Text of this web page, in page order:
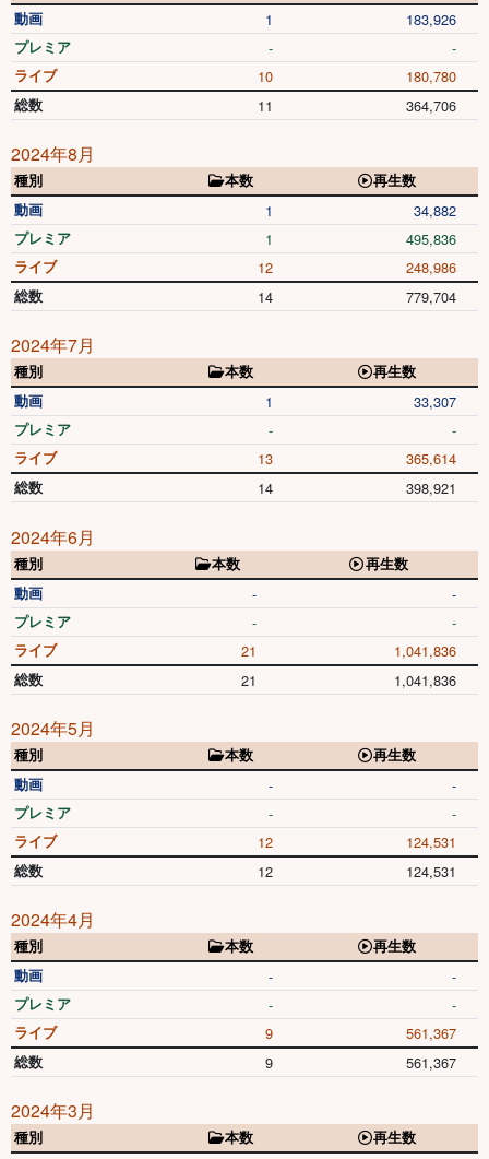
動画
1 183,926
プレミア - -
ライブ 10 180,780
総数 11 364,706
2024年8月
種別 本数
再生数
動画
1 34,882
プレミア 1 495,836
ライブ 12 248,986
総数 14 779,704
2024年7月
種別 本数
再生数
動画
1 33,307
プレミア - -
ライブ 13 365,614
総数 14 398,921
2024年6月
種別 本数
再生数
動画
- -
プレミア - -
ライブ 21 1,041,836
総数 21 1,041,836
2024年5月
種別 本数
再生数
動画
- -
プレミア - -
ライブ 12 124,531
総数 12 124,531
2024年4月
種別 本数
再生数
動画
- -
プレミア - -
ライブ 9 561,367
総数 9 561,367
2024年3月
種別 本数
再生数